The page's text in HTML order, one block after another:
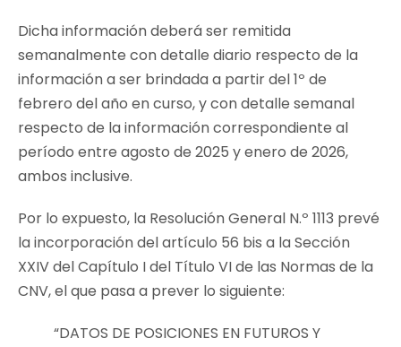
Dicha información deberá ser remitida
semanalmente con detalle diario respecto de la
información a ser brindada a partir del 1º de
febrero del año en curso, y con detalle semanal
respecto de la información correspondiente al
período entre agosto de 2025 y enero de 2026,
ambos inclusive.
Por lo expuesto, la Resolución General N.º 1113 prevé
la incorporación del artículo 56 bis a la Sección
XXIV del Capítulo I del Título VI de las Normas de la
CNV, el que pasa a prever lo siguiente:
“DATOS DE POSICIONES EN FUTUROS Y